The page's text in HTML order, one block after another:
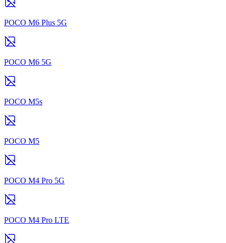
POCO M6 Plus 5G
POCO M6 5G
POCO M5s
POCO M5
POCO M4 Pro 5G
POCO M4 Pro LTE